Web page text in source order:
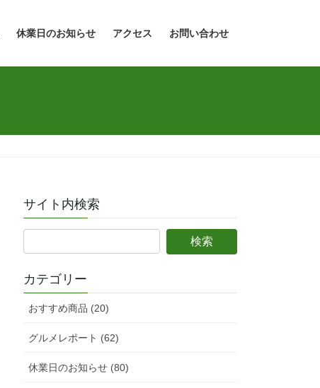
休業日のお知らせ アクセス お問い合わせ
サイト内検索
カテゴリー
おすすめ商品 (20)
グルメレポート (62)
休業日のお知らせ (80)